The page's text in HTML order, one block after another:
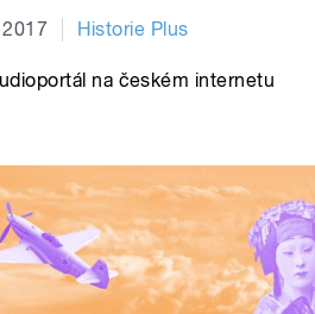
Historie Plus
na českém internetu